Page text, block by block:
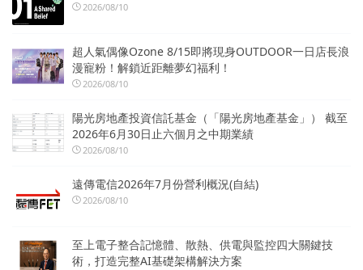
2026/08/10
超人氣偶像Ozone 8/15即將現身OUTDOOR一日店長浪
漫寵粉！解鎖近距離夢幻福利！
2026/08/10
陽光房地產投資信託基金（「陽光房地產基金」） 截至
2026年6月30日止六個月之中期業績
2026/08/10
遠傳電信2026年7月份營利概況(自結)
2026/08/10
至上電子整合記憶體、散熱、供電與監控四大關鍵技
術，打造完整AI基礎架構解決方案